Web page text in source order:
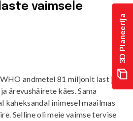
3D Planeerija
vaimsele
WHO andmetel 81 miljonit last ja
ärevushäirete käes. Sama
inimesel maailmas
Selline oli meie vaimse tervise